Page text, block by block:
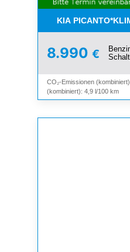
KIA
8.990 €
CO₂-Emissionen
(kombiniert): 4,9 l/100 km